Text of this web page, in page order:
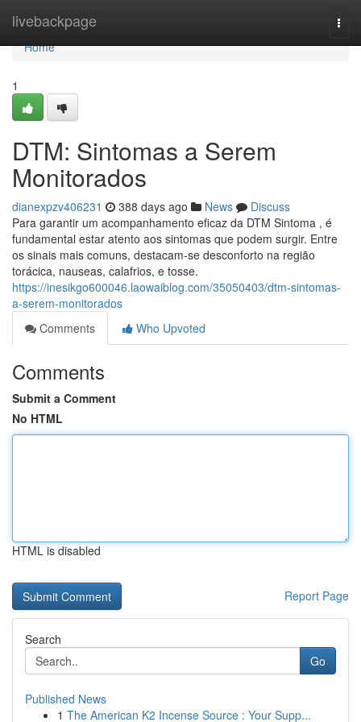
livebackpage
Home
Home
1
DTM: Sintomas a Serem
Monitorados
dianexpzv406231 388 days ago News
Discuss
Para garantir um acompanhamento eficaz da DTM Sintoma , é
fundamental estar atento aos sintomas que podem surgir. Entre
os sinais mais comuns, destacam-se desconforto na região
torácica, nauseas, calafrios, e tosse.
https://inesikgo600046.laowaiblog.com/35050403/dtm-sintomas-
a-serem-monitorados
Comments
Who Upvoted
Comments
Submit a Comment
No HTML
HTML is disabled
Report Page
Search
Go
Published News
1 The American K2 Incense Source : Your Supp...